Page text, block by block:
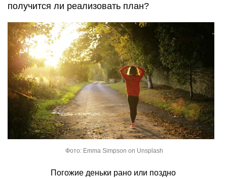
получится ли реализовать план?
Фото: Emma Simpson on Unsplash
Погожие деньки рано или поздно